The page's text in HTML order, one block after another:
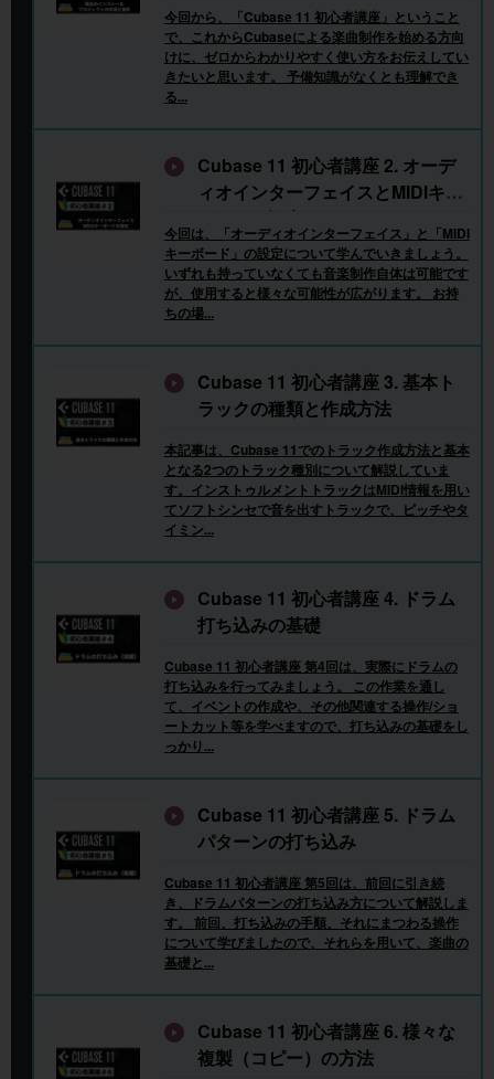
今回から、「Cubase 11 初心者講座」ということ
で、これからCubaseによる楽曲制作を始める方向
けに、ゼロからわかりやすく使い方をお伝えしてい
きたいと思います。 予備知識がなくとも理解でき
る...
Cubase 11 初心者講座 2. オーデ
ィオインターフェイスとMIDIキー
ボードの設定
今回は、「オーディオインターフェイス」と「MIDI
キーボード」の設定について学んでいきましょう。
いずれも持っていなくても音楽制作自体は可能です
が、使用すると様々な可能性が広がります。 お持
ちの場...
Cubase 11 初心者講座 3. 基本ト
ラックの種類と作成方法
本記事は、Cubase 11でのトラック作成方法と基本
となる2つのトラック種別について解説していま
す。インストゥルメントトラックはMIDI情報を用い
てソフトシンセで音を出すトラックで、ピッチやタ
イミン...
Cubase 11 初心者講座 4. ドラム
打ち込みの基礎
Cubase 11 初心者講座 第4回は、実際にドラムの
打ち込みを行ってみましょう。 この作業を通し
て、イベントの作成や、その他関連する操作/ショ
ートカット等を学べますので、打ち込みの基礎をし
っかり...
Cubase 11 初心者講座 5. ドラム
パターンの打ち込み
Cubase 11 初心者講座 第5回は、前回に引き続
き、ドラムパターンの打ち込み方について解説しま
す。 前回、打ち込みの手順、それにまつわる操作
について学びましたので、それらを用いて、楽曲の
基礎と...
Cubase 11 初心者講座 6. 様々な
複製（コピー）の方法